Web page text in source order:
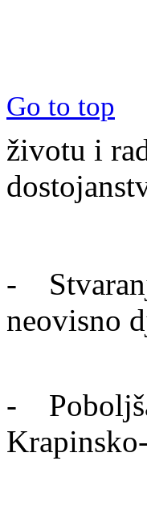
Go to top
životu i
-
neovisno
-